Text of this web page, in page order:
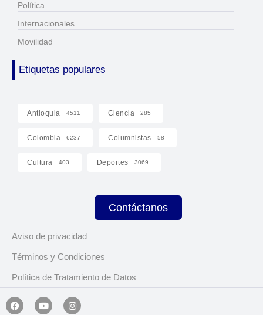
Política
Internacionales
Movilidad
Etiquetas populares
Antioquia 4511 Ciencia 285
Colombia 6237 Columnistas 58
Cultura 403 Deportes 3069
Contáctanos
Aviso de privacidad
Términos y Condiciones
Política de Tratamiento de Datos